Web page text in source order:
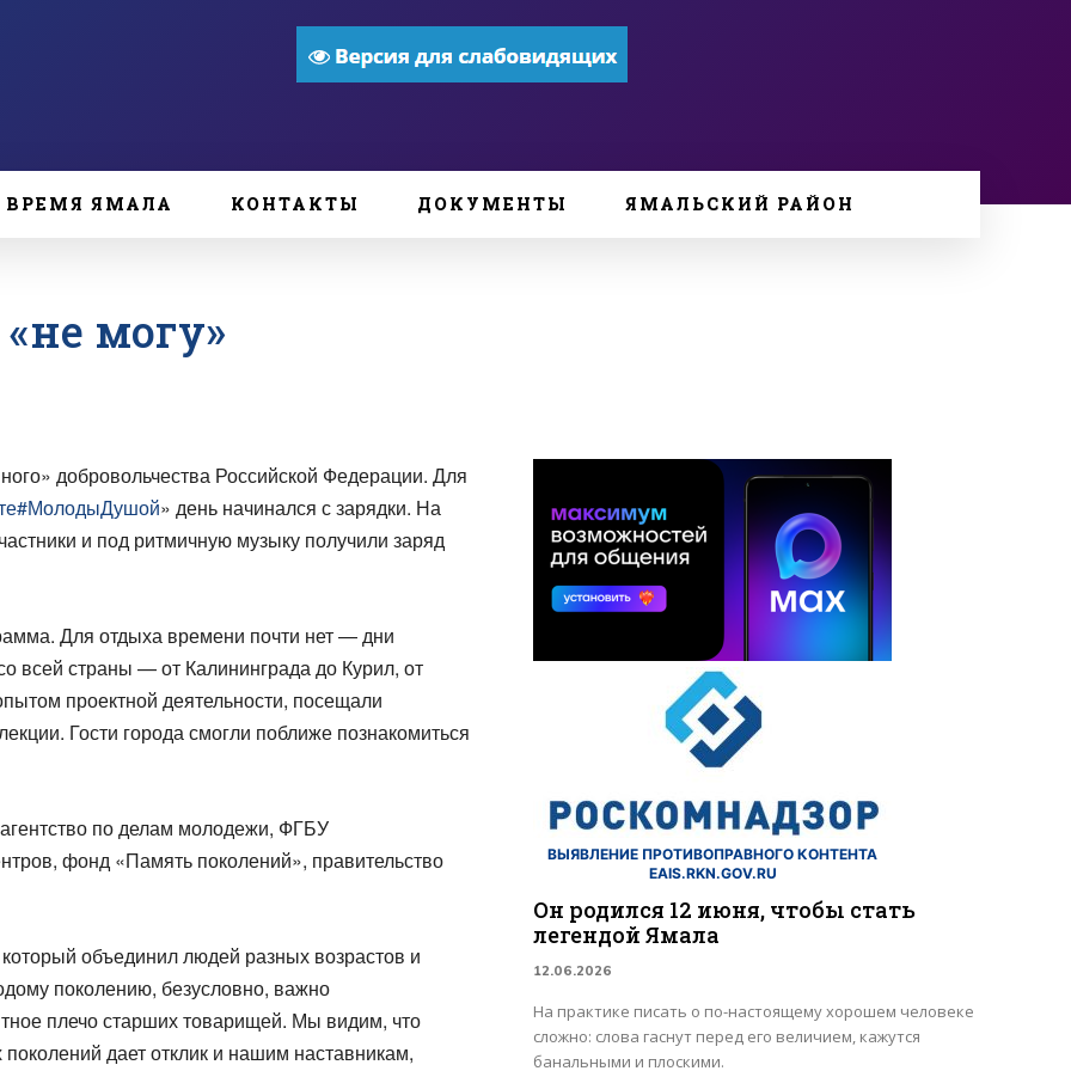
ВРЕМЯ ЯМАЛА КОНТАКТЫ ДОКУМЕНТЫ ЯМАЛЬСКИЙ РАЙОН
могу»
добровольчества Российской Федерации. Для
#МолодыДушой» день начинался с зарядки. На
и под ритмичную музыку получили заряд
Для отдыха времени почти нет — дни
всей страны — от Калининграда до Курил, от
проектной деятельности, посещали
Гости города смогли поближе познакомиться
по делам молодежи, ФГБУ
фонд «Память поколений», правительство
объединил людей разных возрастов и
поколению, безусловно, важно
плечо старших товарищей. Мы видим, что
дает отклик и нашим наставникам,
ВЫЯВЛЕНИЕ ПРОТИВОПРАВНОГО КОНТЕНТА
EAIS.RKN.GOV.RU
Он родился 12 июня, чтобы стать
легендой Ямала
12.06.2026
На практике писать о по-настоящему хорошем человеке
сложно: слова гаснут перед его величием, кажутся
банальными и плоскими.